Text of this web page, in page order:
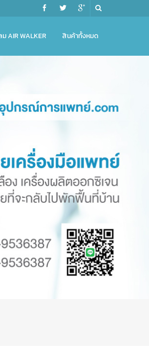
AIR WALKER สินค้าทั้งหมด